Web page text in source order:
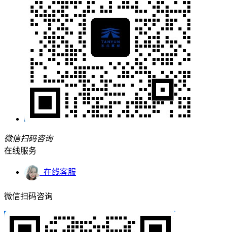
微信扫码咨询
在线服务
在线客服
微信扫码咨询